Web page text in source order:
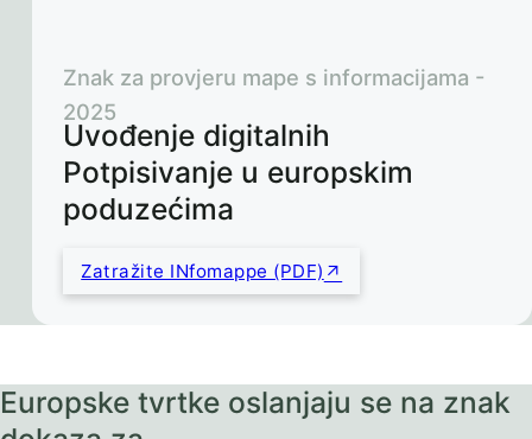
Uvođenje digitalnih
Potpisivanje u europskim
poduzećima
Znak za provjeru mape s informacijama -
2025
Zatražite INfomappe (PDF)
Europske tvrtke oslanjaju se na znak